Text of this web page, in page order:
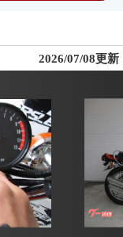
2026/07/08更新